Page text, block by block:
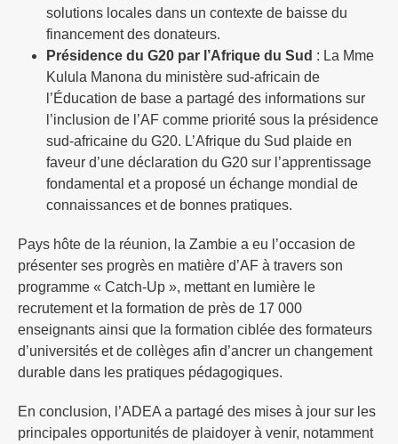
solutions locales dans un contexte de baisse du
financement des donateurs.
Présidence du G20 par l’Afrique du Sud : La Mme
Kulula Manona du ministère sud-africain de
l’Éducation de base a partagé des informations sur
l’inclusion de l’AF comme priorité sous la présidence
sud-africaine du G20. L’Afrique du Sud plaide en
faveur d’une déclaration du G20 sur l’apprentissage
fondamental et a proposé un échange mondial de
connaissances et de bonnes pratiques.
Pays hôte de la réunion, la Zambie a eu l’occasion de
présenter ses progrès en matière d’AF à travers son
programme « Catch-Up », mettant en lumière le
recrutement et la formation de près de 17 000
enseignants ainsi que la formation ciblée des formateurs
d’universités et de collèges afin d’ancrer un changement
durable dans les pratiques pédagogiques.
En conclusion, l’ADEA a partagé des mises à jour sur les
principales opportunités de plaidoyer à venir, notamment